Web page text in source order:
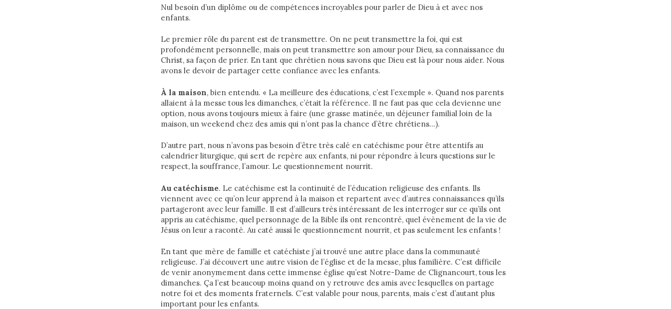
Nul besoin d’un diplôme ou de compétences incroyables pour parler de Dieu à et avec nos
enfants.
Le premier rôle du parent est de transmettre. On ne peut transmettre la foi, qui est
profondément personnelle, mais on peut transmettre son amour pour Dieu, sa connaissance du
Christ, sa façon de prier. En tant que chrétien nous savons que Dieu est là pour nous aider. Nous
avons le devoir de partager cette confiance avec les enfants.
À la maison, bien entendu. « La meilleure des éducations, c’est l’exemple ». Quand nos parents
allaient à la messe tous les dimanches, c’était la référence. Il ne faut pas que cela devienne une
option, nous avons toujours mieux à faire (une grasse matinée, un déjeuner familial loin de la
maison, un weekend chez des amis qui n’ont pas la chance d’être chrétiens…).
D’autre part, nous n’avons pas besoin d’être très calé en catéchisme pour être attentifs au
calendrier liturgique, qui sert de repère aux enfants, ni pour répondre à leurs questions sur le
respect, la souffrance, l’amour. Le questionnement nourrit.
Au catéchisme. Le catéchisme est la continuité de l’éducation religieuse des enfants. Ils
viennent avec ce qu’on leur apprend à la maison et repartent avec d’autres connaissances qu’ils
partageront avec leur famille. Il est d’ailleurs très intéressant de les interroger sur ce qu’ils ont
appris au catéchisme, quel personnage de la Bible ils ont rencontré, quel évènement de la vie de
Jésus on leur a raconté. Au caté aussi le questionnement nourrit, et pas seulement les enfants !
En tant que mère de famille et catéchiste j’ai trouvé une autre place dans la communauté
religieuse. J’ai découvert une autre vision de l’église et de la messe, plus familière. C’est difficile
de venir anonymement dans cette immense église qu’est Notre-Dame de Clignancourt, tous les
dimanches. Ça l’est beaucoup moins quand on y retrouve des amis avec lesquelles on partage
notre foi et des moments fraternels. C’est valable pour nous, parents, mais c’est d’autant plus
important pour les enfants.